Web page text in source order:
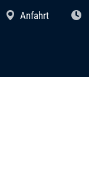
Anfahrt